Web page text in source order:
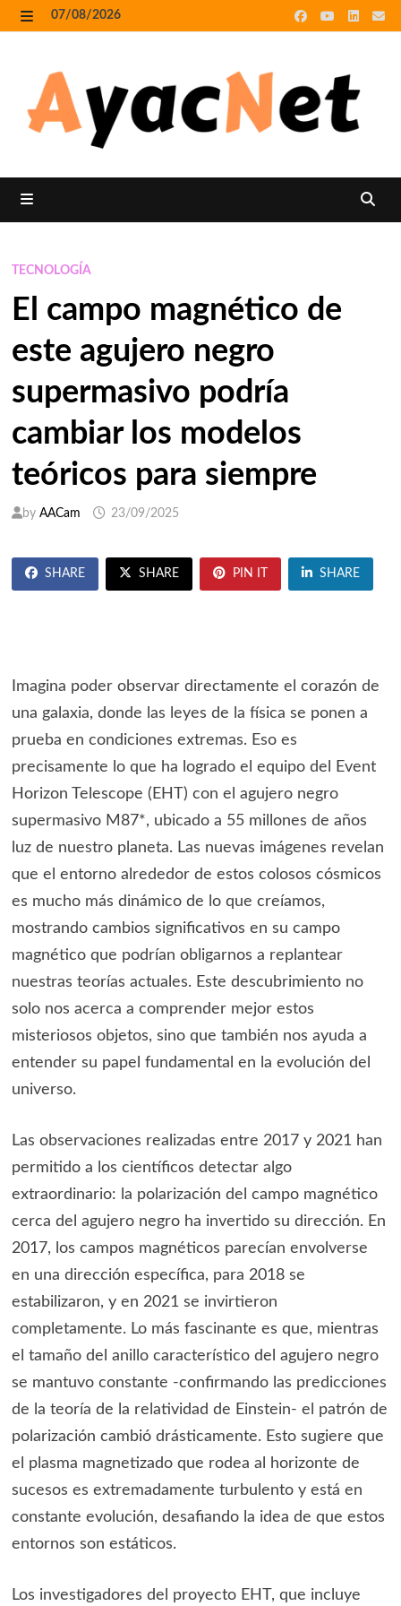
Skip
to
07/08/2026
TECNOLOGÍA
El campo magnético de
este agujero negro
supermasivo podría
cambiar los modelos
teóricos para siempre
by AACam 23/09/2025
SHARE SHARE PIN IT SHARE
Imagina poder observar directamente el corazón de
una galaxia, donde las leyes de la física se ponen a
prueba en condiciones extremas. Eso es
precisamente lo que ha logrado el equipo del Event
Horizon Telescope (EHT) con el agujero negro
supermasivo M87*, ubicado a 55 millones de años
luz de nuestro planeta. Las nuevas imágenes revelan
que el entorno alrededor de estos colosos cósmicos
es mucho más dinámico de lo que creíamos,
mostrando cambios significativos en su campo
magnético que podrían obligarnos a replantear
nuestras teorías actuales. Este descubrimiento no
solo nos acerca a comprender mejor estos
misteriosos objetos, sino que también nos ayuda a
entender su papel fundamental en la evolución del
universo.
Las observaciones realizadas entre 2017 y 2021 han
permitido a los científicos detectar algo
extraordinario: la polarización del campo magnético
cerca del agujero negro ha invertido su dirección. En
2017, los campos magnéticos parecían envolverse
en una dirección específica, para 2018 se
estabilizaron, y en 2021 se invirtieron
completamente. Lo más fascinante es que, mientras
el tamaño del anillo característico del agujero negro
se mantuvo constante -confirmando las predicciones
de la teoría de la relatividad de Einstein- el patrón de
polarización cambió drásticamente. Esto sugiere que
el plasma magnetizado que rodea al horizonte de
sucesos es extremadamente turbulento y está en
constante evolución, desafiando la idea de que estos
entornos son estáticos.
Los investigadores del proyecto EHT, que incluye